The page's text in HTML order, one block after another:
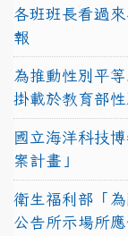
各班班長看過
報
為推動性別平
掛載於教育部
國立海洋科技
案計畫」
衛生福利部「
公告所示場所